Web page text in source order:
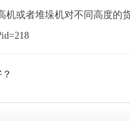
机或者堆垛机对不同高度的